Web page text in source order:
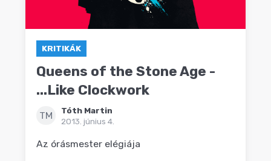
KRITIKÁK
Queens of the Stone Age -
...Like Clockwork
TM
Tóth Martin
2013. június 4.
Az órásmester elégiája